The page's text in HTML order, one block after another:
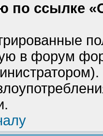
по ссылке
в форум